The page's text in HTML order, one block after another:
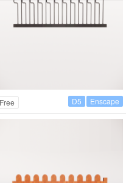
Free Enscape
D5